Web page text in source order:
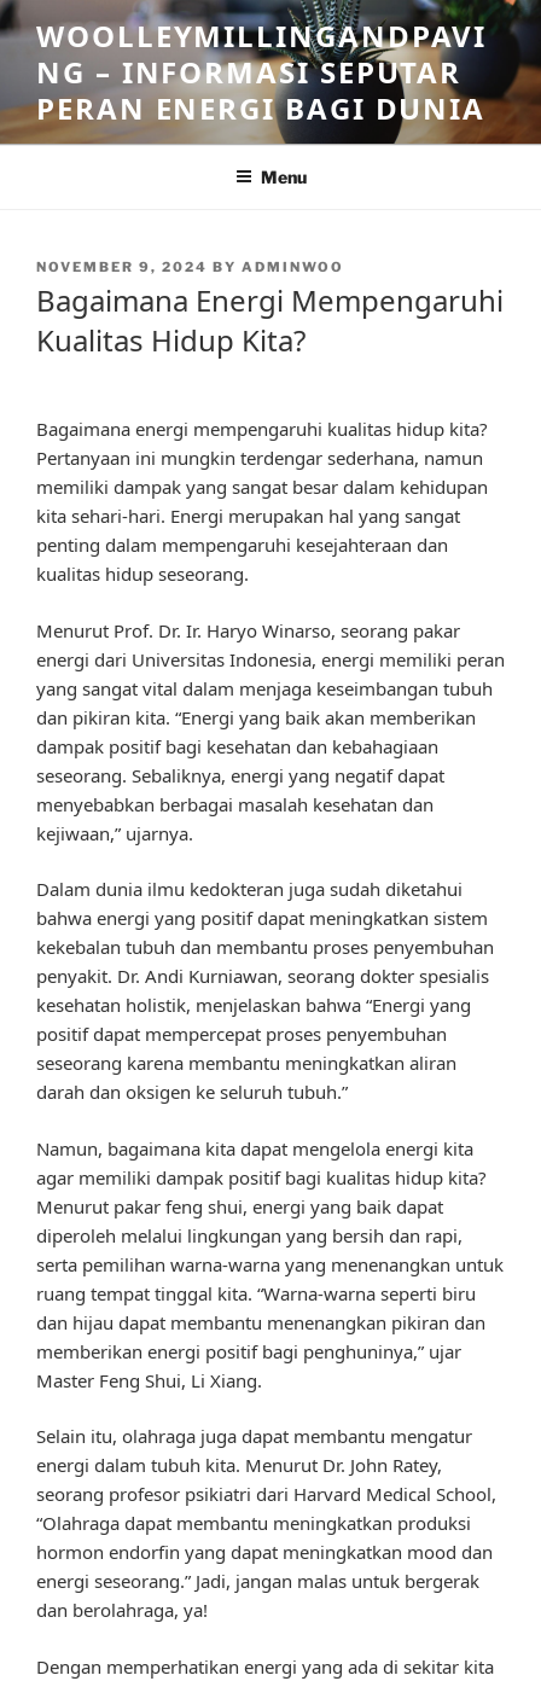
Skip
to
content
WOOLLEYMILLINGANDPAVI
NG – INFORMASI SEPUTAR
PERAN ENERGI BAGI DUNIA
Menu
POSTED
NOVEMBER 9, 2024 BY ADMINWOO
Bagaimana Energi Mempengaruhi
Kualitas Hidup Kita?
Bagaimana energi mempengaruhi kualitas hidup kita?
Pertanyaan ini mungkin terdengar sederhana, namun
memiliki dampak yang sangat besar dalam kehidupan
kita sehari-hari. Energi merupakan hal yang sangat
penting dalam mempengaruhi kesejahteraan dan
kualitas hidup seseorang.
Menurut Prof. Dr. Ir. Haryo Winarso, seorang pakar
energi dari Universitas Indonesia, energi memiliki peran
yang sangat vital dalam menjaga keseimbangan tubuh
dan pikiran kita. “Energi yang baik akan memberikan
dampak positif bagi kesehatan dan kebahagiaan
seseorang. Sebaliknya, energi yang negatif dapat
menyebabkan berbagai masalah kesehatan dan
kejiwaan,” ujarnya.
Dalam dunia ilmu kedokteran juga sudah diketahui
bahwa energi yang positif dapat meningkatkan sistem
kekebalan tubuh dan membantu proses penyembuhan
penyakit. Dr. Andi Kurniawan, seorang dokter spesialis
kesehatan holistik, menjelaskan bahwa “Energi yang
positif dapat mempercepat proses penyembuhan
seseorang karena membantu meningkatkan aliran
darah dan oksigen ke seluruh tubuh.”
Namun, bagaimana kita dapat mengelola energi kita
agar memiliki dampak positif bagi kualitas hidup kita?
Menurut pakar feng shui, energi yang baik dapat
diperoleh melalui lingkungan yang bersih dan rapi,
serta pemilihan warna-warna yang menenangkan untuk
ruang tempat tinggal kita. “Warna-warna seperti biru
dan hijau dapat membantu menenangkan pikiran dan
memberikan energi positif bagi penghuninya,” ujar
Master Feng Shui, Li Xiang.
Selain itu, olahraga juga dapat membantu mengatur
energi dalam tubuh kita. Menurut Dr. John Ratey,
seorang profesor psikiatri dari Harvard Medical School,
“Olahraga dapat membantu meningkatkan produksi
hormon endorfin yang dapat meningkatkan mood dan
energi seseorang.” Jadi, jangan malas untuk bergerak
dan berolahraga, ya!
Dengan memperhatikan energi yang ada di sekitar kita